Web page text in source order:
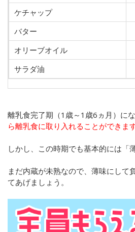
ケチャップ
バター
オリーブオイル
サラダ油
離乳食完了期（1歳～1歳6ヵ月）にな
ら離乳食に取り入れることができます
しかし、この時期でも基本的には「
まだ内蔵が未熟なので、薄味にして
てあげましょう。